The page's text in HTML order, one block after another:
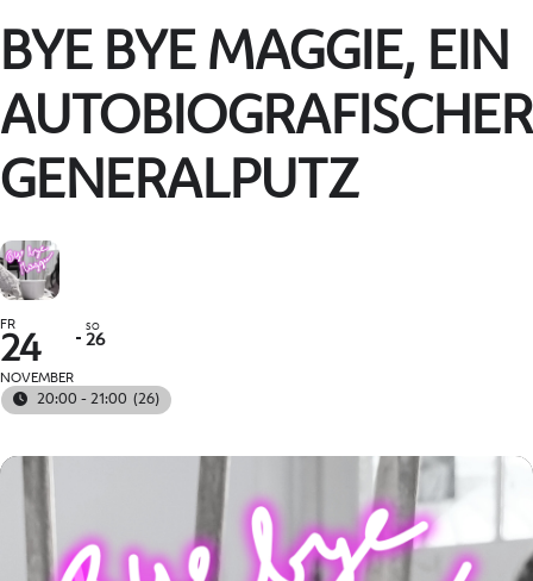
BYE BYE MAGGIE, EIN
AUTOBIOGRAFISCHER
GENERALPUTZ
FR
24
NOVEMBER
SO
26
20:00 - 21:00 (26)